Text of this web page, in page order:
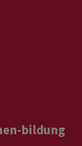
bildung